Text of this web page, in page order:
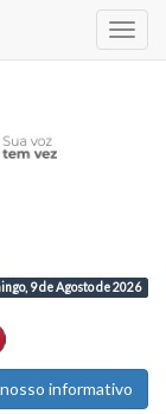
9 de Agosto de 2026
informativo